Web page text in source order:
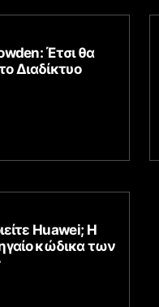
Έτσι θα
Διαδίκτυο
Huawei; Η
κώδικα των